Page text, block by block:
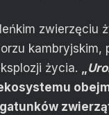
zwierzęciu
kambryjskim,
życia. „